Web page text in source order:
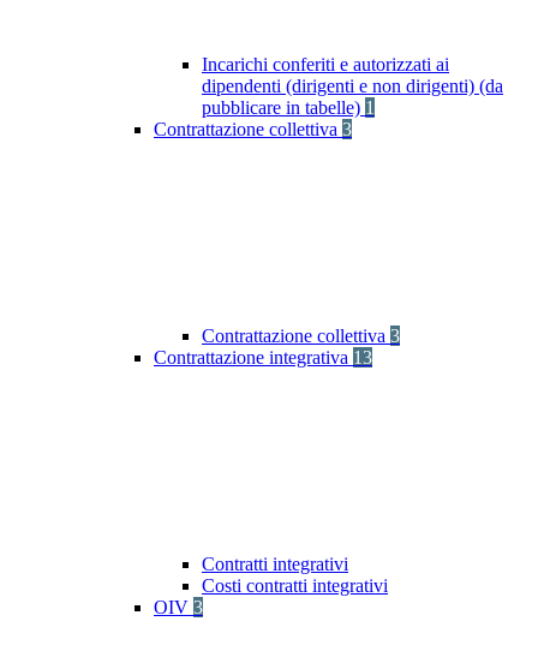
Incarichi conferiti e autorizzati ai
dipendenti (dirigenti e non dirigenti) (da
pubblicare in tabelle) 1
Contrattazione collettiva 3
Contrattazione collettiva 3
Contrattazione integrativa 13
Contratti integrativi
Costi contratti integrativi
OIV 3